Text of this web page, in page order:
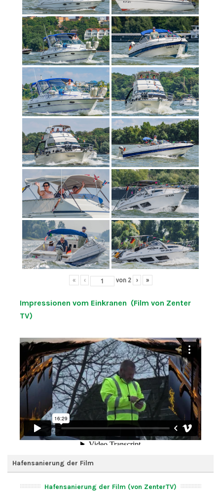
« ‹ von 2 › »
Impressionen vom Einkranen (Film von Zenter
TV)
Hafensanierung der Film
Hafensanierung der Film (von ZenterTV)